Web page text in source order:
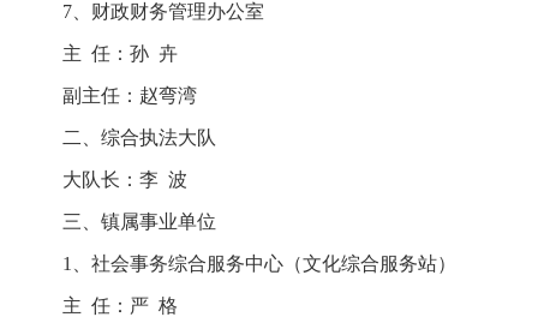
7、财政财务管理办公室
主 任：孙 卉
副主任：赵弯湾
二、综合执法大队
大队长：李 波
三、镇属事业单位
1、社会事务综合服务中心（文化综合服务站）
主 任：严 格